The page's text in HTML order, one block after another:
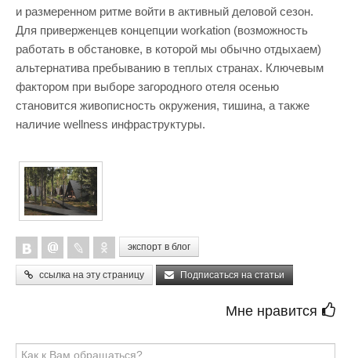
и размеренном ритме войти в активный деловой сезон.
Для приверженцев концепции workation (возможность
работать в обстановке, в которой мы обычно отдыхаем)
альтернатива пребыванию в теплых странах. Ключевым
фактором при выборе загородного отеля осенью
становится живописность окружения, тишина, а также
наличие wellness инфраструктуры.
экспорт в блог
ссылка на эту страницу Подписаться на статьи
Мне нравится